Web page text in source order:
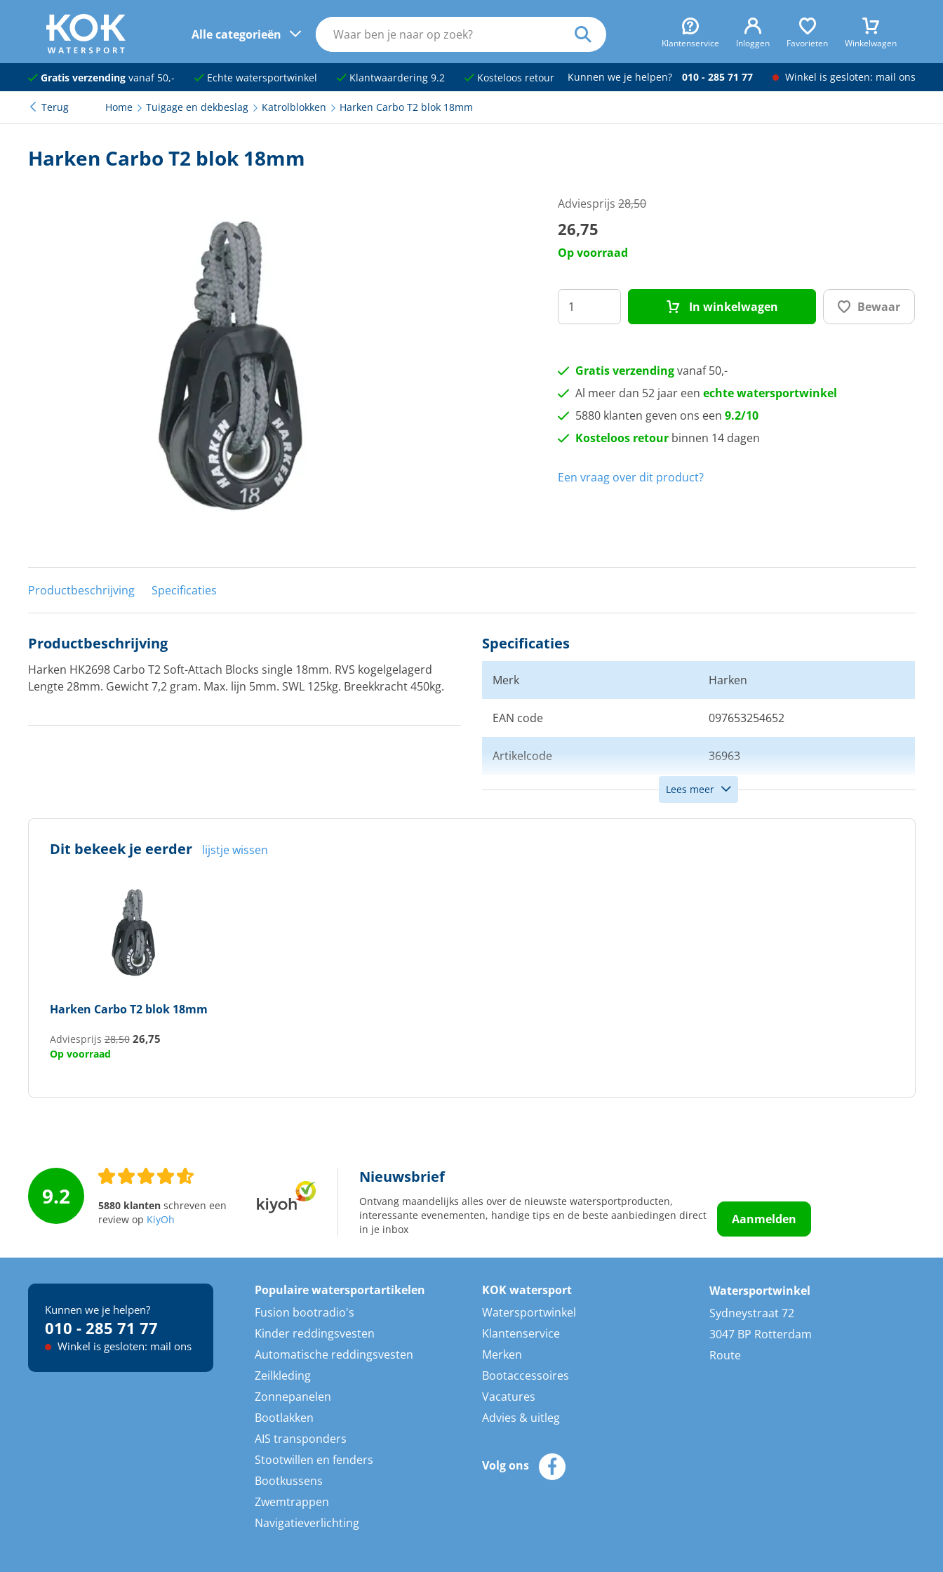
naar hoofdinhoud
Alle categorieën
Klantenservice Inloggen Favorieten Winkelwagen
Navigatie
Dekuitrusting
Tuigage en dekbeslag
Boten, toebehoren en fun
Meubels en lifestyle
Gratis verzendingvanaf 50,- Echte watersportwinkel Klantwaardering 9.2 Kosteloos retour Kunnen we je helpen? 010 - 285 71 77 Winkel is gesloten: mail ons
Terug Home Tuigage en dekbeslag Katrolblokken Harken Carbo T2 blok 18mm
Harken Carbo T2 blok 18mm
Adviesprijs28,50
26,75
Op voorraad
In winkelwagen Bewaar
Gratis verzendingvanaf 50,-
Al meer dan 52 jaar een echte watersportwinkel
5880 klanten geven ons een 9.2/10
Kosteloos retourbinnen 14 dagen
Een vraag over dit product?
Productbeschrijving Specificaties
Productbeschrijving
Harken HK2698 Carbo T2 Soft-Attach Blocks single 18mm. RVS kogelgelagerd
Lengte 28mm. Gewicht 7,2 gram. Max. lijn 5mm. SWL 125kg. Breekkracht 450kg.
Specificaties
Merk Harken
EAN code 097653254652
Artikelcode 36963
Aantal schijven 1
Lees meer
Dit bekeek je eerder lijstje wissen
Harken Carbo T2 blok 18mm
Adviesprijs28,50 26,75
Op voorraad
9.2 5880 klantenschreven een
review op KiyOh
Nieuwsbrief
Ontvang maandelijks alles over de nieuwste watersportproducten,
interessante evenementen, handige tips en de beste aanbiedingen direct
in je inbox
Aanmelden
Kunnen we je helpen?
010 - 285 71 77
Winkel is gesloten: mail ons
Populaire watersportartikelen
Fusion bootradio's
Kinder reddingsvesten
Automatische reddingsvesten
Zeilkleding
Zonnepanelen
Bootlakken
AIS transponders
Stootwillen en fenders
Bootkussens
Zwemtrappen
Navigatieverlichting
KOK watersport
Watersportwinkel
Klantenservice
Merken
Bootaccessoires
Vacatures
Advies & uitleg
Volg ons
Watersportwinkel
Sydneystraat 72
3047 BP Rotterdam
Route